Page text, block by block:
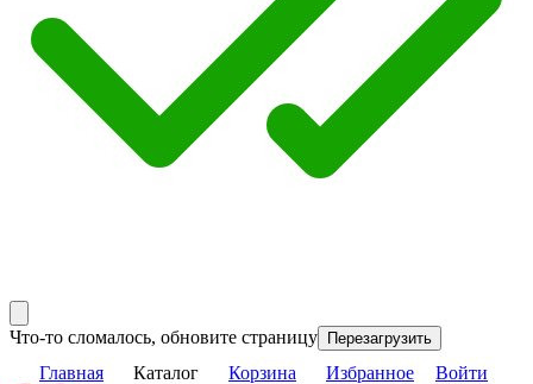
Что-то сломалось, обновите страницу Перезагрузить
Главная Каталог Корзина Избранное Войти